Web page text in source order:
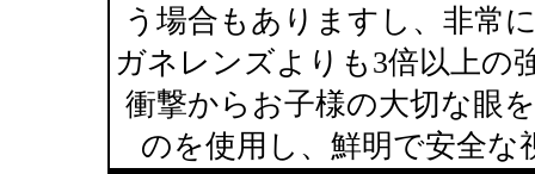
う場合もありますし、非常
ガネレンズよりも3倍以上の
衝撃からお子様の大切な眼
のを使用し、鮮明で安全